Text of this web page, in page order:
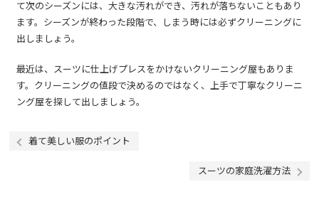
て次のシーズンには、大きな汚れができ、汚れが落ちないこともあり
ます。シーズンが終わった段階で、しまう時には必ずクリーニングに
出しましょう。
最近は、スーツに仕上げプレスをかけないクリーニング屋もありま
す。クリーニングの値段で決めるのではなく、上手で丁寧なクリーニ
ング屋を探して出しましょう。
着て美しい服のポイント
スーツの家庭洗濯方法